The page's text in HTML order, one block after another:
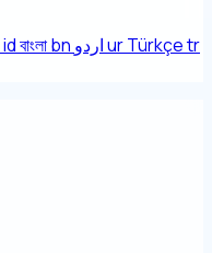
idবাংলাbn اردوurTürkçetr